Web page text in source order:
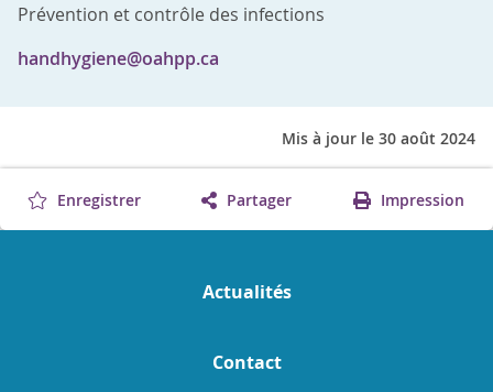
Prévention et contrôle des infections
handhygiene@oahpp.ca
Mis à jour le 30 août 2024
Enregistrer Partager Impression
Actualités
Contact